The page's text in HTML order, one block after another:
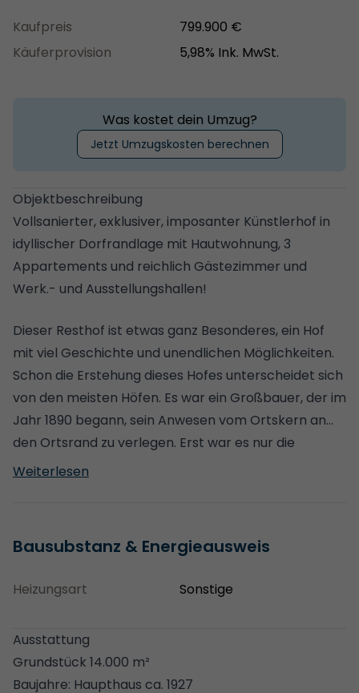
Kaufpreis
799.900 €
Käuferprovision
5,98% Ink. MwSt.
Was kostet dein Umzug?
Jetzt Umzugskosten berechnen
Objektbeschreibung
Vollsanierter, exklusiver, imposanter Künstlerhof in
idyllischer Dorfrandlage mit Hautwohnung, 3
Appartements und reichlich Gästezimmer und
Werk.- und Ausstellungshallen!
Dieser Resthof ist etwas ganz Besonderes, ein Hof
mit viel Geschichte und unendlichen Möglichkeiten.
Schon die Erstehung dieses Hofes unterscheidet sich
von den meisten Höfen. Es war ein Großbauer, der im
Jahr 1890 begann, sein Anwesen vom Ortskern an
den Ortsrand zu verlegen. Erst war es nur die
Scheune, die Geräte, die er zur Bewirtschaftung
war. In den Jahren 1906 und 1911 kamen zwei weitere
durch das prächtige Hauptgebäude geschlossen.
Giebelbalken dieser Gebäude zu lesen.
Das Hauptgebäude ist ein herrschaftlich
Weiterlesen
Bausubstanz & Energieausweis
Heizungsart Sonstige
Ausstattung
Grundstück 14.000 m²
Baujahre: Haupthaus ca. 1927